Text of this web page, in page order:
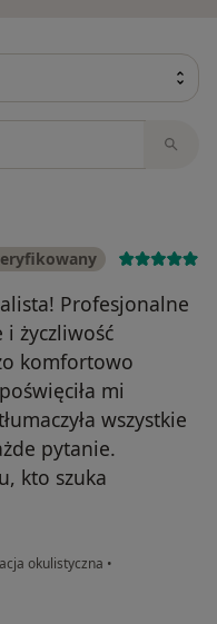
Profesjonalne
i życzliwość
komfortowo
mi
wszystkie
pytanie.
kto szuka
okulistyczna •